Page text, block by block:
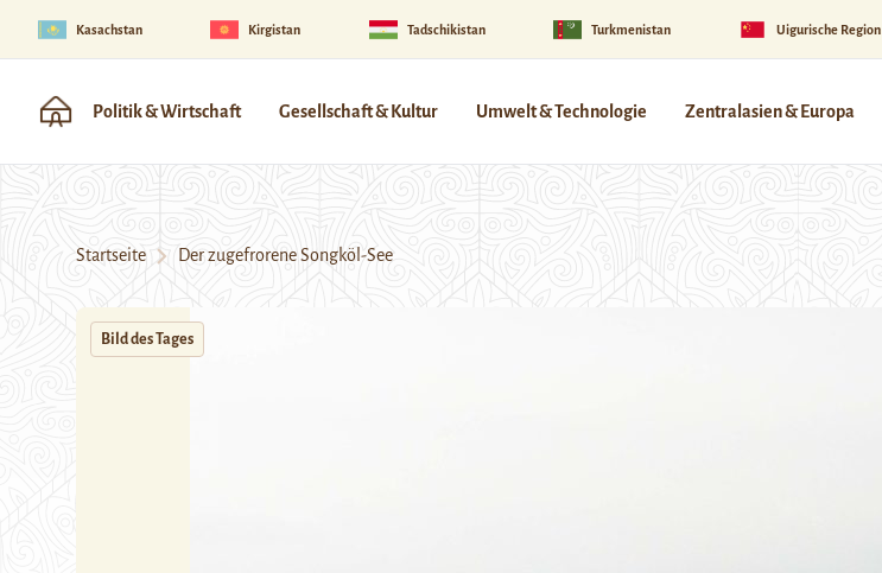
Kasachstan Kirgistan Tadschikistan Turkmenistan Uigurische Region
Politik & Wirtschaft Gesellschaft & Kultur Umwelt & Technologie Zentralasien & Europa
Startseite Der zugefrorene Songköl-See
Bild des Tages